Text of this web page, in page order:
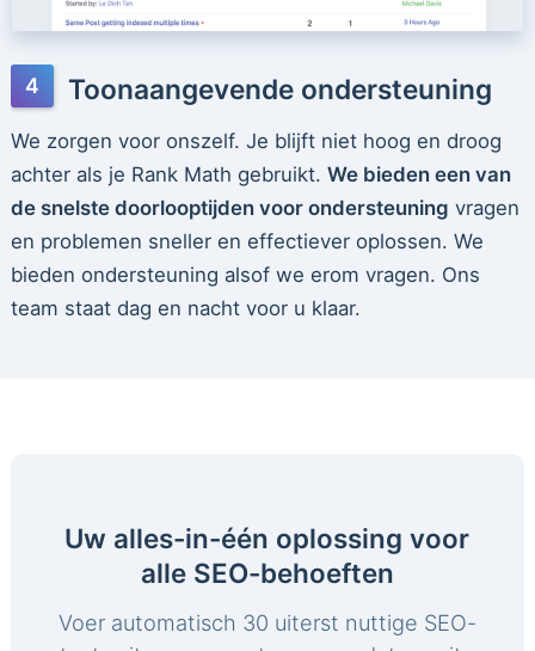
Toonaangevende ondersteuning
We zorgen voor onszelf. Je blijft niet hoog en droog
achter als je Rank Math gebruikt. We bieden een van
de snelste doorlooptijden voor ondersteuning vragen
en problemen sneller en effectiever oplossen. We
bieden ondersteuning alsof we erom vragen. Ons
team staat dag en nacht voor u klaar.
Uw alles-in-één oplossing voor
alle SEO-behoeften
Voer automatisch 30 uiterst nuttige SEO-